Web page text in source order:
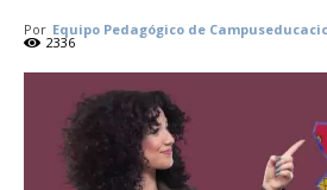
Por Equipo Pedagógico de
2336